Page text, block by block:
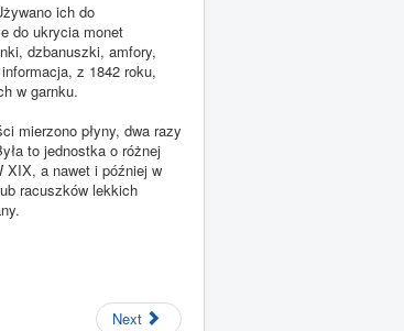
ich do
do ukrycia monet
dzbanuszki, amfory,
z 1842 roku,
w garnku.
mierzono płyny, dwa razy
to jednostka o różnej
XIX, a nawet i później w
racuszków lekkich
Next